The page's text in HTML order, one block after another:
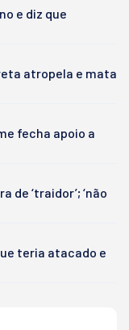
e diz que
atropela e mata
fecha apoio a
de ‘traidor’; ‘não
teria atacado e